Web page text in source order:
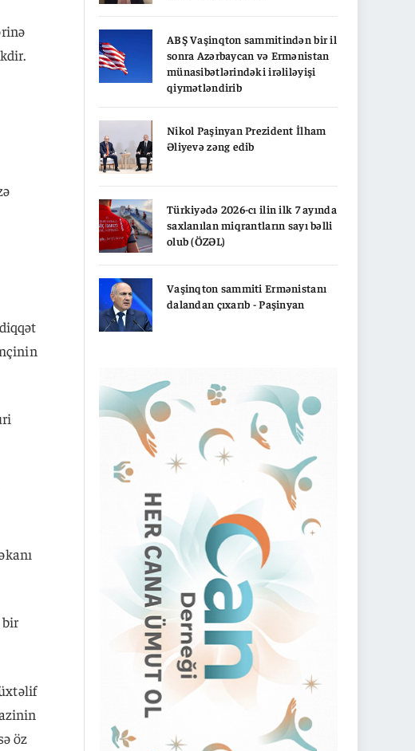
öz
ABŞ Vaşinqton sammitindən bir il
sonra Azərbaycan və Ermənistan
münasibətlərindəki irəliləyişi
qiymətləndirib
Nikol Paşinyan Prezident İlham
Əliyevə zəng edib
Türkiyədə 2026-cı ilin ilk 7 ayında
saxlanılan miqrantların sayı bəlli
olub (ÖZƏL)
Vaşinqton sammiti Ermənistanı
dalandan çıxarıb - Paşinyan